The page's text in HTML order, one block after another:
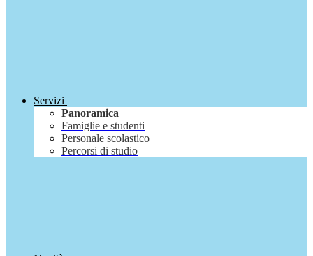
Servizi
Panoramica
Famiglie e studenti
Personale scolastico
Percorsi di studio